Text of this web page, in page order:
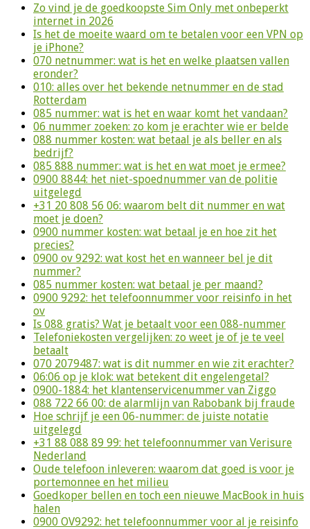
Zo vind je de goedkoopste Sim Only met onbeperkt
internet in 2026
Is het de moeite waard om te betalen voor een VPN op
je iPhone?
070 netnummer: wat is het en welke plaatsen vallen
eronder?
010: alles over het bekende netnummer en de stad
Rotterdam
085 nummer: wat is het en waar komt het vandaan?
06 nummer zoeken: zo kom je erachter wie er belde
088 nummer kosten: wat betaal je als beller en als
bedrijf?
085 888 nummer: wat is het en wat moet je ermee?
0900 8844: het niet-spoednummer van de politie
uitgelegd
+31 20 808 56 06: waarom belt dit nummer en wat
moet je doen?
0900 nummer kosten: wat betaal je en hoe zit het
precies?
0900 ov 9292: wat kost het en wanneer bel je dit
nummer?
085 nummer kosten: wat betaal je per maand?
0900 9292: het telefoonnummer voor reisinfo in het
ov
Is 088 gratis? Wat je betaalt voor een 088-nummer
Telefoniekosten vergelijken: zo weet je of je te veel
betaalt
070 2079487: wat is dit nummer en wie zit erachter?
06:06 op je klok: wat betekent dit engelengetal?
0900-1884: het klantenservicenummer van Ziggo
088 722 66 00: de alarmlijn van Rabobank bij fraude
Hoe schrijf je een 06-nummer: de juiste notatie
uitgelegd
+31 88 088 89 99: het telefoonnummer van Verisure
Nederland
Oude telefoon inleveren: waarom dat goed is voor je
portemonnee en het milieu
Goedkoper bellen en toch een nieuwe MacBook in huis
halen
0900 OV9292: het telefoonnummer voor al je reisinfo